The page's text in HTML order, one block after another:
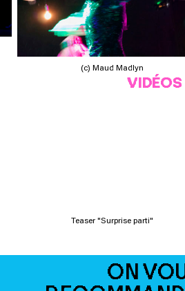
(c) Maud Madlyn
VIDÉOS
Teaser "Surprise parti"
ON